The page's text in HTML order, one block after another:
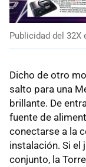
Publicidad del 32X
Dicho de otro
salto para una
brillante. De
fuente de
conectarse a la
instalación. Si el
conjunto, la